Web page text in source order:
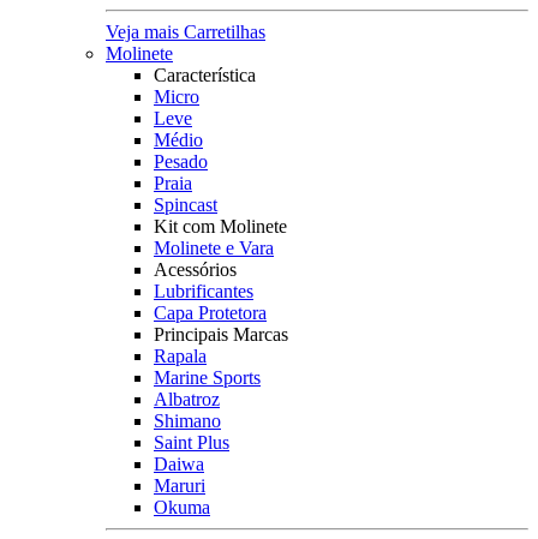
Veja mais Carretilhas
Molinete
Característica
Micro
Leve
Médio
Pesado
Praia
Spincast
Kit com Molinete
Molinete e Vara
Acessórios
Lubrificantes
Capa Protetora
Principais Marcas
Rapala
Marine Sports
Albatroz
Shimano
Saint Plus
Daiwa
Maruri
Okuma